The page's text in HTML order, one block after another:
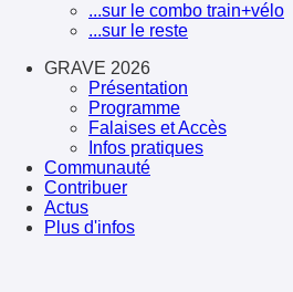
...sur le combo train+vélo
...sur le reste
GRAVE 2026
Présentation
Programme
Falaises et Accès
Infos pratiques
Communauté
Contribuer
Actus
Plus d'infos